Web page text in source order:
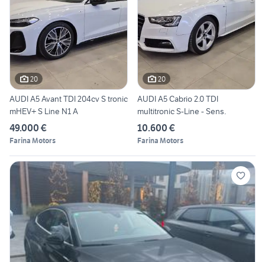
20
AUDI A5 Avant TDI 204cv S tronic
mHEV+ S Line N1 A
49.000 €
Farina Motors
20
AUDI A5 Cabrio 2.0 TDI
multitronic S-Line - Sens.
10.600 €
Farina Motors